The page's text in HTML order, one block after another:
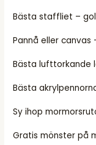
Bästa staffliet –
Pannå eller canvas
Bästa lufttorkande
Bästa
Sy ihop
Gratis mönster på